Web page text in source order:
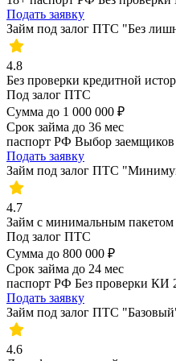
Подать заявку
Займ под залог ПТС "Без
4.8
Без проверки кредитной
Под залог ПТС
Сумма до 1 000 000 ₽
Срок займа до 36 мес
паспорт РФ Выбор заемщиков
Подать заявку
Займ под залог ПТС
4.7
Займ с минимальным пакетом
Под залог ПТС
Сумма до 800 000 ₽
Срок займа до 24 мес
паспорт РФ Без проверки КИ
Подать заявку
Займ под залог ПТС
4.6